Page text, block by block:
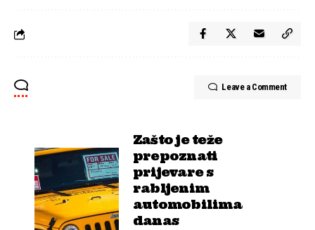
Leave a Comment
Zašto je teže
prepoznati
prijevare s
rabljenim
automobilima
danas